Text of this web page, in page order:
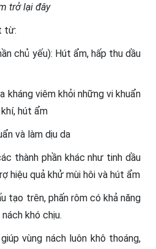
trở lại đây
từ:
chủ yếu): Hút ẩm, hấp thu dầu
kháng viêm khỏi những vi khuẩn
hút ẩm
và làm dịu da
thành phần khác như tinh dầu
hiệu quả khử mùi hôi và hút ẩm
tạo trên, phấn rôm có khả năng
khó chịu.
vùng nách luôn khô thoáng,